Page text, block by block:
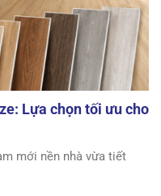
Lựa chọn tối ưu cho
mới nền nhà vừa tiết